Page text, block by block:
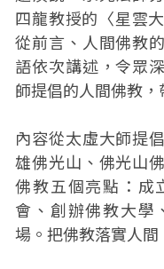
四龍教授的〈星雲
從前言、人間佛教
語依次講述，令眾
師提‭倡的人間佛教，
內容從太虛大師提
雄佛光山、佛光山
佛教五個亮點：成
會、創辦佛教大學
場。把‭佛教落實人